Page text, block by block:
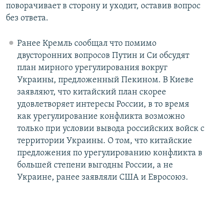
поворачивает в сторону и уходит, оставив вопрос
без ответа.
Ранее Кремль сообщал что помимо
двусторонних вопросов Путин и Си обсудят
план мирного урегулирования вокруг
Украины, предложенный Пекином. В Киеве
заявляют, что китайский план скорее
удовлетворяет интересы России, в то время
как урегулирование конфликта возможно
только при условии вывода российских войск с
территории Украины. О том, что китайские
предложения по урегулированию конфликта в
большей степени выгодны России, а не
Украине, ранее заявляли США и Евросоюз.